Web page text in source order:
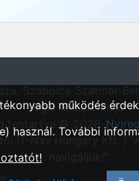
régió állásportálja"
fentartva © 2026.
IT-Nav Hungary Kft. |
működés
használ. További